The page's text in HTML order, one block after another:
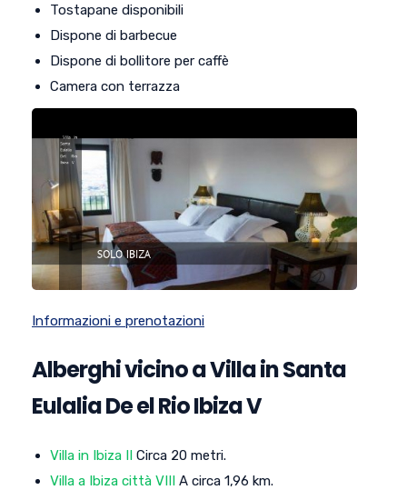
Tostapane disponibili
Dispone di barbecue
Dispone di bollitore per caffè
Camera con terrazza
Informazioni e prenotazioni
Alberghi vicino a Villa in Santa
Eulalia De el Rio Ibiza V
Villa in Ibiza II Circa 20 metri.
Villa a Ibiza città VIII A circa 1,96 km.